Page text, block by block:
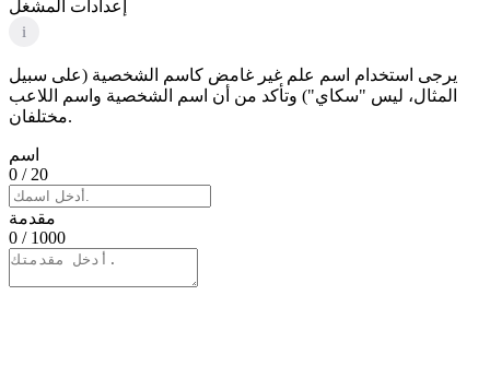
إعدادات المشغل
i
يرجى استخدام اسم علم غير غامض كاسم الشخصية (على سبيل
المثال، ليس "سكاي") وتأكد من أن اسم الشخصية واسم اللاعب
مختلفان.
اسم
0 / 20
مقدمة
0 / 1000